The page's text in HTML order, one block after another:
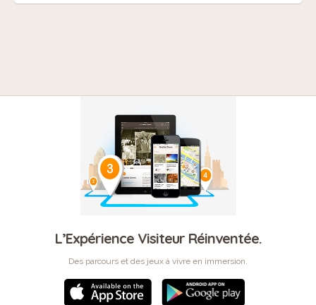
L’Expérience Visiteur Réinventée.
Des parcours et des jeux à vivre en immersion.